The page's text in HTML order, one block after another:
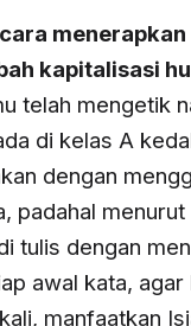
menerapkan
kapitalisasi
telah mengetik
di kelas A
dengan
padahal
tulis dengan
awal kata, agar
manfaatkan